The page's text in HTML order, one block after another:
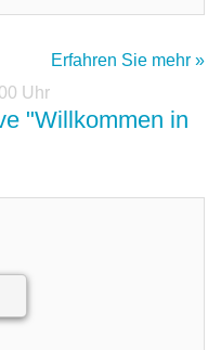
Erfahren Sie mehr »
Uhr
"Willkommen in